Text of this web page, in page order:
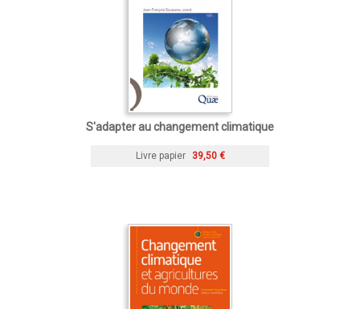
S'adapter au changement climatique
Livre papier 39,50 €